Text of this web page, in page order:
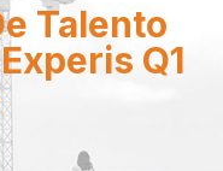
Talento
Q1